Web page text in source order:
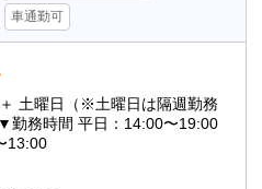
車通勤可
土曜日（※土曜日は隔週勤務
13:00